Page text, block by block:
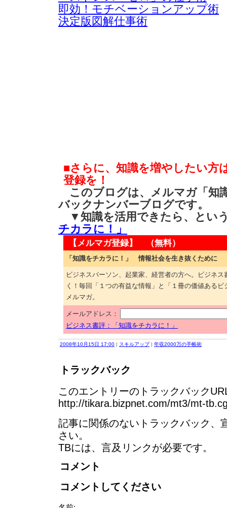
即効！モチベーションアップ術
決定版図解仕事術
■さらに、知識を増やしたい方
登録を！
このブログは、メルマガ「知
バックナンバーブログです。
▼知識を活用できたら、と
チカラに！」
【メルマガ登録】 （無料）
「知識をチカラに！」 情報社会を生き抜くために
ビジネスパーソン、起業家、経営者の方へ。ビジネ
く！毎回「１つの有益な情報」と「１冊の価値ある
メルマガ。
メールアドレス：
ビジネス書評：「知識をチカラに！」
2008年10月15日 17:00 | スキルアップ| 年収2000万の手帳術
トラックバック
このエントリーのトラックバック
http://tikara.bizpnet.com/mt3/mt-
記事に関係のないトラックバック、
さい。
TBには、言及リンクが必要です。
コメント
コメントしてください